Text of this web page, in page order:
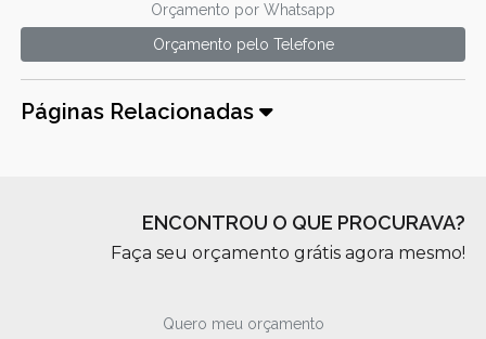
Orçamento por Whatsapp
Orçamento pelo Telefone
Páginas Relacionadas
ENCONTROU O QUE PROCURAVA?
Faça seu orçamento grátis agora mesmo!
Quero meu orçamento